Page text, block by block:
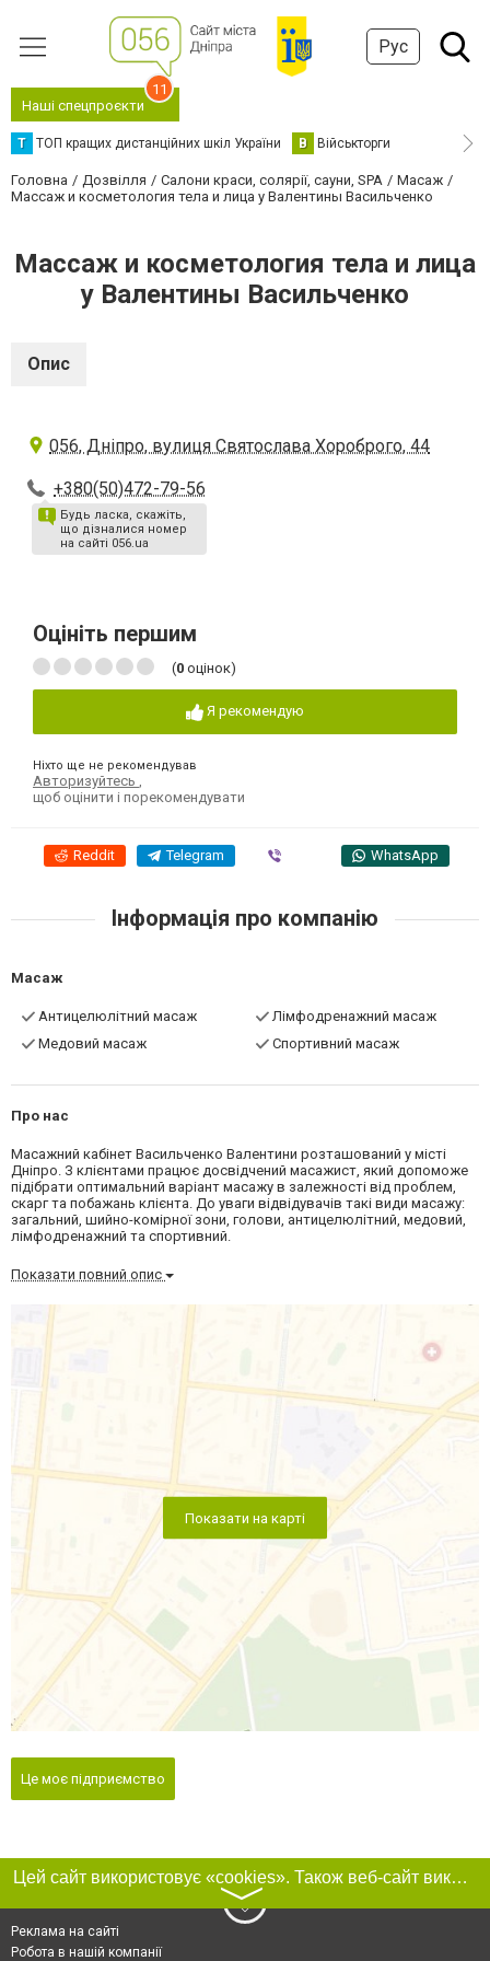
Рус
Наші спецпроєкти
11
Т ТОП кращих дистанційних шкіл України В Військторги
Головна Дозвілля Салони краси, солярії, сауни, SPA
Масаж
Массаж и косметология тела и лица у Валентины Васильченко
Массаж и косметология тела и лица
у Валентины Васильченко
Опис
056, Дніпро, вулиця Святослава Хороброго, 44
+380(50)472-79-56
Будь ласка, скажіть,
що дізналися номер
на сайті 056.ua
Оцініть першим
(0 оцінок)
Я рекомендую
Ніхто ще не рекомендував
Авторизуйтесь
щоб оцінити і порекомендувати
Reddit Telegram WhatsApp
Інформація про компанію
Масаж
Антицелюлітний масаж
Лімфодренажний масаж
Медовий масаж
Спортивний масаж
Про нас
Масажний кабінет Васильченко Валентини розташований у місті
Дніпро. З клієнтами працює досвідчений масажист, який допоможе
підібрати оптимальний варіант масажу в залежності від проблем,
скарг та побажань клієнта. До уваги відвідувачів такі види масажу:
загальний, шийно-комірної зони, голови, антицелюлітний, медовий,
лімфодренажний та спортивний.
Показати повний опис
Показати на карті
Це моє підприємство
Цей сайт використовує «cookies». Також веб-сайт використовує інтернет-сервіс для збору технічних даних стосовно відвідувачів з метою отримання маркетингової та статистичної інформації. Умови обробки даних відвідувачів сайту див.
〉
Реклама на сайті
Робота в нашій компанії